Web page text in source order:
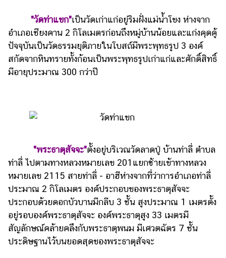
"วัดท่าแขก"เป็นวัดเก่าแก่อยู่ริมฝั่งแม่น้ำโขง ห่างจาก
อำเภอเชียงคาน 2 กิโลเมตรก่อนถึงหมู่บ้านน้อยและแก่งคุดคู้
ปัจจุบันเป็นวัดธรรมยุติภายในโบสถ์มีพระพุทธรูป 3 องค์
สกัดจากหินทรายทั้งก้อนเป็นพระพุทธรูปเก่าแก่และศักดิ์สิทธิ์
มีอายุประมาณ 300 กว่าปี
"พระธาตุสัจจะ"ตั้งอยู่บริเวณวัดลาดปู่ บ้านท่าลี่ ตำบล
ท่าลี่ ไปตามทางหลวงหมายเลข 201แยกซ้ายเข้าทางหลวง
หมายเลข 2115 สายท่าลี่ - อาฮีห่างจากที่ว่าการอำเภอท่าลี่
ประมาณ 2 กิโลเมตร องค์ประกอบของพระธาตุสัจจะ
ประกอบด้วยดอกบัวบานมีกลีบ 3 ชั้น สูงประมาณ 1 เมตรตั้ง
อยู่รอบองค์พระธาตุสัจจะ องค์พระธาตุสูง 33 เมตรมี
สัญลักษณ์คล้ายคลึงกับพระธาตุพนม มีเศวตฉัตร 7 ชั้น
ประดิษฐานไว้บนยอดสุดของพระธาตุสัจจะ